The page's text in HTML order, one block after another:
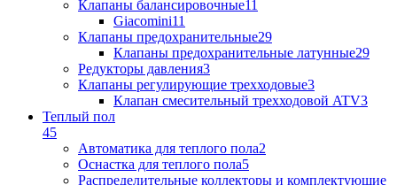
Клапаны балансировочные11
Giacomini11
Клапаны предохранительные29
Клапаны предохранительные латунные29
Редукторы давления3
Клапаны регулирующие трехходовые3
Клапан смесительный трехходовой ATV3
Теплый пол
45
Автоматика для теплого пола2
Оснастка для теплого пола5
Распределительные коллекторы и комплектующие